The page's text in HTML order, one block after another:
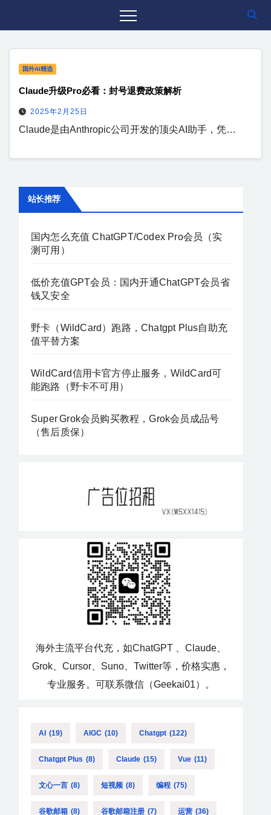
国外AI精选
Claude升级Pro必看：封号退费政策解析
2025年2月25日
Claude是由Anthropic公司开发的顶尖AI助手，凭…
站长推荐
国内怎么充值 ChatGPT/Codex Pro会员（实
测可用）
低价充值GPT会员：国内开通ChatGPT会员省
钱又安全
野卡（WildCard）跑路，Chatgpt Plus自助充
值平替方案
WildCard信用卡官方停止服务，WildCard可
能跑路（野卡不可用）
Super Grok会员购买教程，Grok会员成品号
（售后质保）
海外主流平台代充，如ChatGPT 、Claude、
Grok、Cursor、Suno、Twitter等，价格实惠，
专业服务。可联系微信（Geekai01）。
AI (19) AIGC (10) Chatgpt (122)
Chatgpt Plus (8) Claude (15) Vue (11)
文心一言 (8) 短视频 (8) 编程 (75)
谷歌邮箱 (8) 谷歌邮箱注册 (7) 运营 (36)